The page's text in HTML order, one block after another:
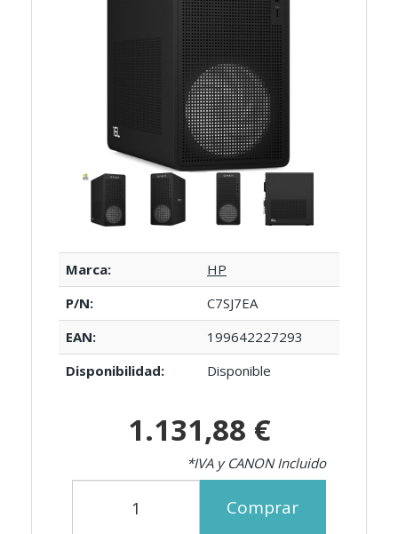
Marca:
HP
P/N:
C7SJ7EA
EAN:
199642227293
Disponibilidad:
Disponible
1.131,88 €
*IVA y CANON Incluido
Comprar